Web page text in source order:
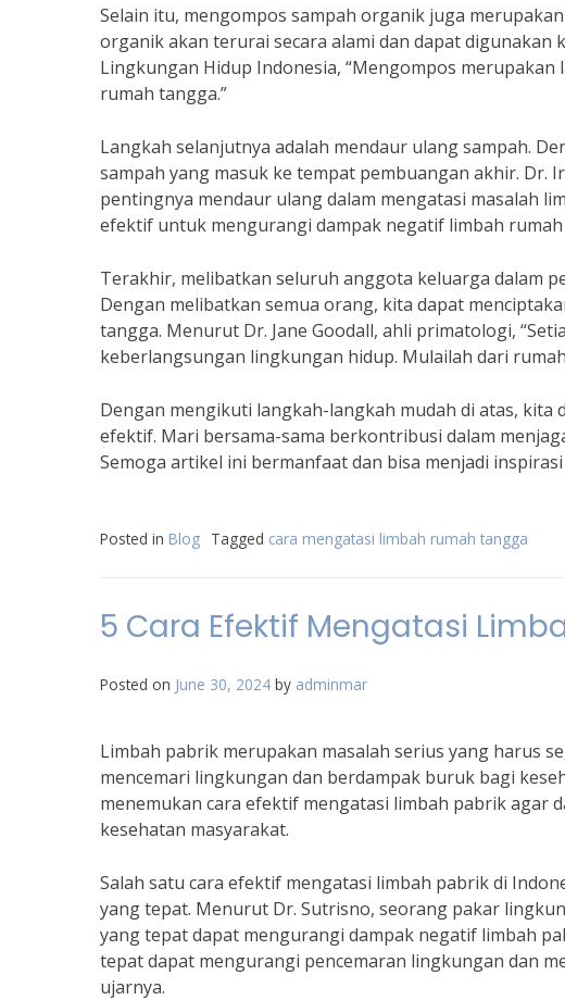
Selain itu, mengompos sampah organik juga
organik akan terurai secara alami dan dapat digunakan
Lingkungan Hidup Indonesia, “Mengompos
rumah tangga.”
Langkah selanjutnya adalah mendaur ulang sampah.
sampah yang masuk ke tempat pembuangan akhir. Dr.
pentingnya mendaur ulang dalam mengatasi masalah
efektif untuk mengurangi dampak negatif limbah
Terakhir, melibatkan seluruh anggota keluarga dalam
Dengan melibatkan semua orang, kita dapat
tangga. Menurut Dr. Jane Goodall, ahli primatologi,
keberlangsungan lingkungan hidup. Mulailah dari
Dengan mengikuti langkah-langkah mudah di atas,
efektif. Mari bersama-sama berkontribusi dalam
Semoga artikel ini bermanfaat dan bisa menjadi
Posted in Blog Tagged cara mengatasi limbah rumah tangga
5 Cara Efektif Mengatasi
Posted on June 30, 2024 by adminmar
Limbah pabrik merupakan masalah serius yang harus
mencemari lingkungan dan berdampak buruk bagi
menemukan cara efektif mengatasi limbah pabrik agar
kesehatan masyarakat.
Salah satu cara efektif mengatasi limbah pabrik di
yang tepat. Menurut Dr. Sutrisno, seorang pakar
yang tepat dapat mengurangi dampak negatif limbah
tepat dapat mengurangi pencemaran lingkungan dan
ujarnya.